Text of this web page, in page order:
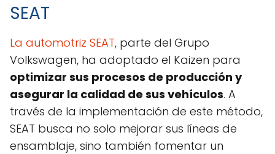
SEAT
La automotriz SEAT, parte del Grupo
Volkswagen, ha adoptado el Kaizen para
optimizar sus procesos de producción y
asegurar la calidad de sus vehículos. A
través de la implementación de este método,
SEAT busca no solo mejorar sus líneas de
ensamblaje, sino también fomentar un